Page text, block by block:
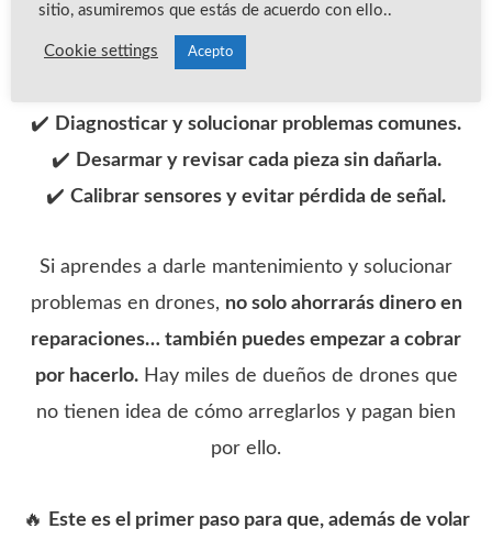
vuele sin fallas.
✔️Limpiar y lubricar motores para evitar
✔️ Diagnosticar y solucionar problemas comunes.
✔️ Desarmar y revisar cada pieza sin dañarla.
✔️ Calibrar sensores y evitar pérdida de señal.
Si aprendes a darle mantenimiento y solucionar
problemas en drones, no solo ahorrarás dinero en
reparaciones… también puedes empezar a cobrar
por hacerlo.Hay miles de dueños de drones que
no tienen idea de cómo arreglarlos y pagan bien
por ello.
🔥
Este es el primer paso para que, además de volar
sitio, asumiremos que estás de acuerdo con ello..
Cookie settings Acepto